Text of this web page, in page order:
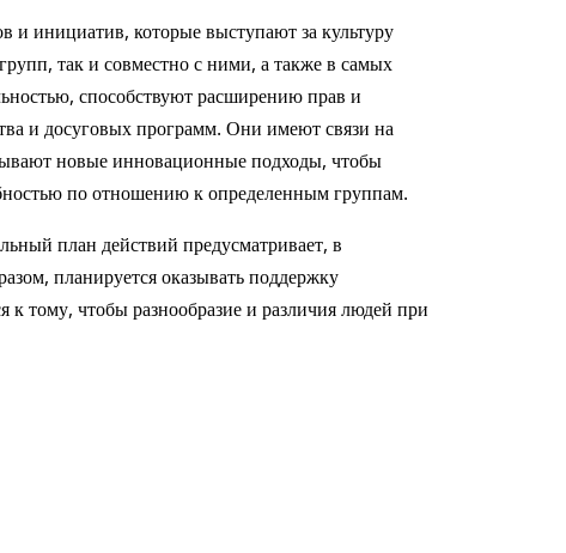
инициатив, которые выступают за культуру
так и совместно с ними, а также в самых
способствуют расширению прав и
и досуговых программ. Они имеют связи на
новые инновационные подходы, чтобы
по отношению к определенным группам.
план действий предусматривает, в
планируется оказывать поддержку
к тому, чтобы разнообразие и различия людей при